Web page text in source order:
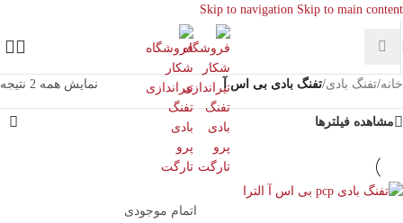
Skip to navigation Skip to main content
خانه/تفنگ بادی/تفنگ بادی بی اس آ نمایش همه 2 نتیجه
مشاهده فیلترها
اتمام موجودی